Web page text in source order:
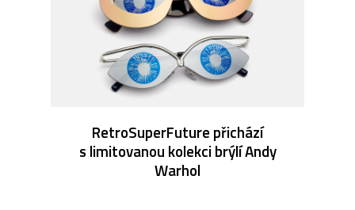
RetroSuperFuture přichází
s limitovanou kolekci brýlí Andy
Warhol